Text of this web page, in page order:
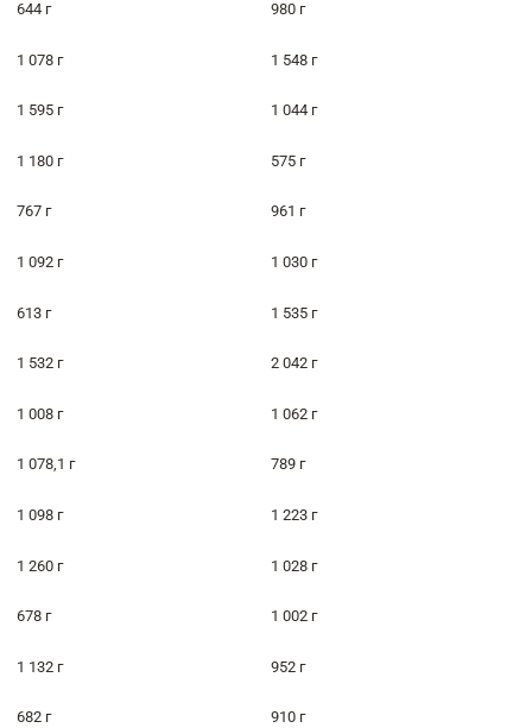
644 г 980 г
1 078 г 1 548 г
1 595 г 1 044 г
1 180 г 575 г
767 г 961 г
1 092 г 1 030 г
613 г 1 535 г
1 532 г 2 042 г
1 008 г 1 062 г
1 078,1 г 789 г
1 098 г 1 223 г
1 260 г 1 028 г
678 г 1 002 г
1 132 г 952 г
682 г 910 г